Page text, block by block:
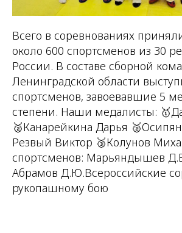
Всего в соревнованиях
около 600 спортсменов из 30
России. В составе сборной
Ленинградской области
спортсменов, завоевавшие 5
степени. Наши медалисты:
🥈Канарейкина Дарья
Резвый Виктор 🥉Колунов
спортсменов: Марьяндышев
Абрамов Д.Ю.Всероссийские
рукопашному бою